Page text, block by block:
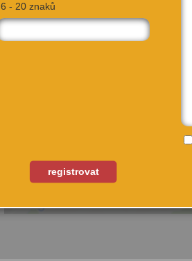
Hořejší nábřeží, Smíchovská
6 - 20 znaků
registrovat